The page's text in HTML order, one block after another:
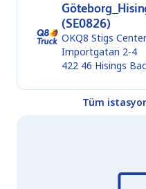
(SE0826)
OKQ8 Stigs
Importgatan 2-4
422 46 Hisings
Tüm